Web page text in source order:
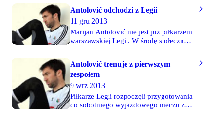
Antolović odchodzi z Legii
11 gru 2013
Marijan Antolović nie jest już piłkarzem
warszawskiej Legii. W środę stołeczny
na Łazienkowską w 2010 r., a kolejne
sezony spędził na wypożyczeniu do FK
Borac Banja Luka i NK Željezničar
Sarajewo, z którym zdobył mistrzostwo
Bośni.
Antolović trenuje z pierwszym
zespołem
9 wrz 2013
Piłkarze Legii rozpoczęli przygotowania
do sobotniego wyjazdowego meczu z